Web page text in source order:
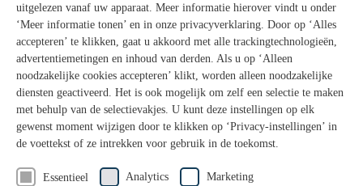
Afdichtingen
Tegellijmen
Voegmortels
Voegen / Siliconen
Montagelijmen
Natuursteenprogramma
Vloerbedekkings- en parketlijmen
Wandegalesaties
Accessoires
PANDOMO®
Badkamerrenovatie met wedi
uitgelezen vanaf uw apparaat. Meer informatie hierover vindt u onder
‘Meer informatie tonen’ en in onze privacyverklaring. Door op ‘Alles
accepteren’ te klikken, gaat u akkoord met alle trackingtechnologieën,
advertentiemetingen en inhoud van derden. Als u op ‘Alleen
noodzakelijke cookies accepteren’ klikt, worden alleen noodzakelijke
diensten geactiveerd. Het is ook mogelijk om zelf een selectie te maken
met behulp van de selectievakjes. U kunt deze instellingen op elk
gewenst moment wijzigen door te klikken op ‘Privacy-instellingen’ in
de voettekst of ze intrekken voor gebruik in de toekomst.
Essentieel Analytics Marketing